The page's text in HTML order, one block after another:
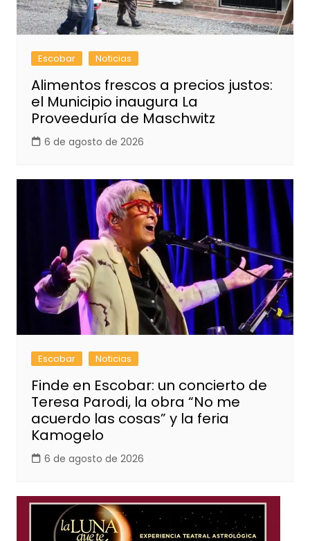
Escobar Noticias
Alimentos frescos a precios justos:
el Municipio inaugura La
Proveeduría de Maschwitz
6 de agosto de 2026
Escobar Noticias
Finde en Escobar: un concierto de
Teresa Parodi, la obra “No me
acuerdo las cosas” y la feria
Kamogelo
6 de agosto de 2026